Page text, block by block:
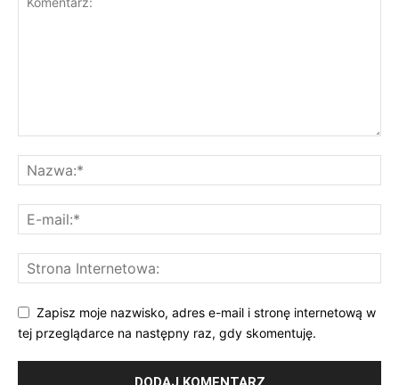
Zapisz moje nazwisko, adres e-mail i stronę internetową w
tej przeglądarce na następny raz, gdy skomentuję.